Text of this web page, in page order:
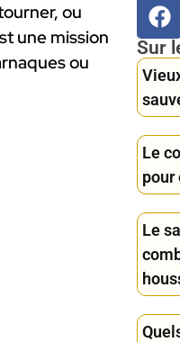
ou
une mission
ou
Sur
Le
pour
Le